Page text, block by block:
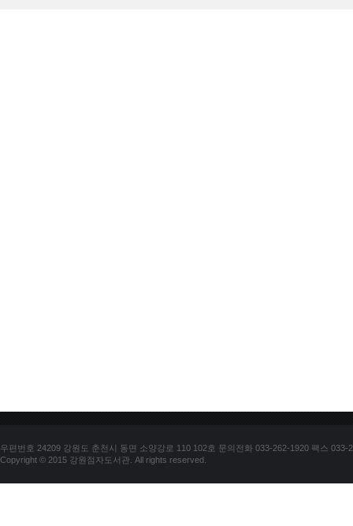
우편번호 24209 강원도 춘천시 동면 소양강로 110 102호 문의전화 033-262-1920 팩스 033-
Copyright © 2015 강원점자도서관. All rights reserved.